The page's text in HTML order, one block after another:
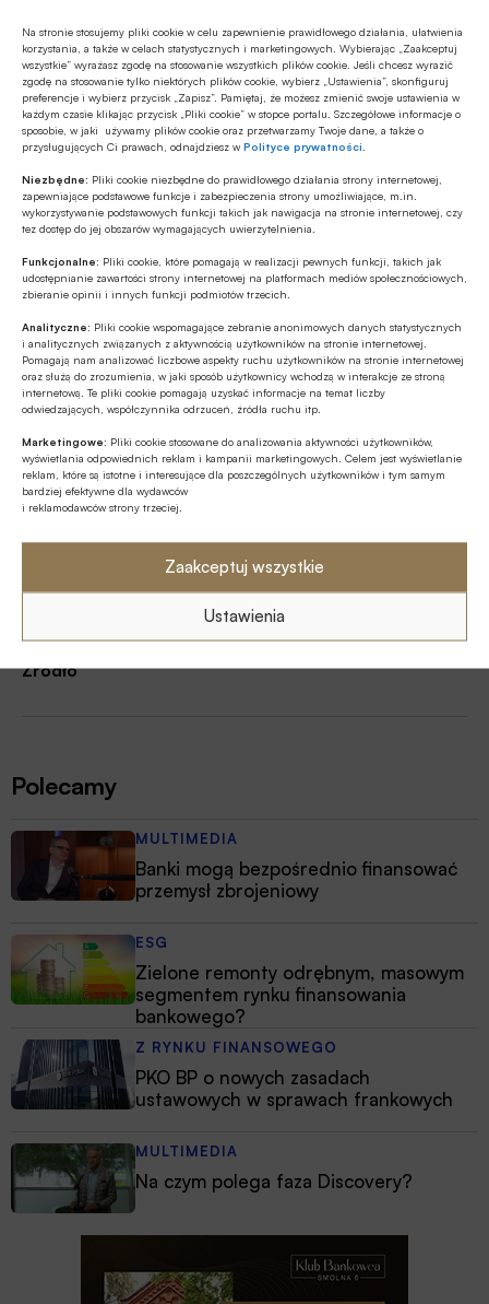
Na stronie stosujemy pliki cookie w celu zapewnienie prawidłowego działania, ułatwienia
korzystania, a także w celach statystycznych i marketingowych. Wybierając „Zaakceptuj
wszystkie” wyrażasz zgodę na stosowanie wszystkich plików cookie. Jeśli chcesz wyrazić
zgodę na stosowanie tylko niektórych plików cookie, wybierz „Ustawienia”, skonfiguruj
preferencje i wybierz przycisk „Zapisz”. Pamiętaj, że możesz zmienić swoje ustawienia w
każdym czasie klikając przycisk „Pliki cookie” w stopce portalu. Szczegółowe informacje o
sposobie, w jaki używamy plików cookie oraz przetwarzamy Twoje dane, a także o
przysługujących Ci prawach, odnajdziesz wPolityce prywatności
Niezbędne: Pliki cookie niezbędne do prawidłowego działania strony internetowej,
zapewniające podstawowe funkcje i zabezpieczenia strony umożliwiające, m.in.
wykorzystywanie podstawowych funkcji takich jak nawigacja na stronie internetowej, czy
tez dostęp do jej obszarów wymagających uwierzytelnienia.
Funkcjonalne: Pliki cookie, które pomagają w realizacji pewnych funkcji, takich jak
udostępnianie zawartości strony internetowej na platformach mediów społecznościowych,
zbieranie opinii i innych funkcji podmiotów trzecich.
Analityczne: Pliki cookie wspomagające zebranie anonimowych danych statystycznych
i analitycznych związanych z aktywnością użytkowników na stronie internetowej.
Pomagają nam analizować liczbowe aspekty ruchu użytkowników na stronie internetowej
oraz służą do zrozumienia, w jaki sposób użytkownicy wchodzą w interakcje ze stroną
internetową. Te pliki cookie pomagają uzyskać informacje na temat liczby
odwiedzających, współczynnika odrzuceń, źródła ruchu itp.
Marketingowe: Pliki cookie stosowane do analizowania aktywności użytkowników,
wyświetlania odpowiednich reklam i kampanii marketingowych. Celem jest wyświetlanie
reklam, które są istotne i interesujące dla poszczególnych użytkowników i tym samym
bardziej efektywne dla wydawców
i reklamodawców strony trzeciej.
Zaakceptuj wszystkie
Ustawienia
współpracuje z portalem BANK.pl.
Udostępnij
Tagi
ABN AMRO Bank NV Bank ING Barclays
BBVA BNP Paribas Cła Eksport
Eksporterzy Lloyds Morningstar SEB
UniCredit Wojna celna
Źródło
Polecamy
MULTIMEDIA
Banki mogą bezpośrednio finansować
przemysł zbrojeniowy
ESG
Zielone remonty odrębnym, masowym
segmentem rynku finansowania
bankowego?
Z RYNKU FINANSOWEGO
PKO BP o nowych zasadach
ustawowych w sprawach frankowych
MULTIMEDIA
Na czym polega faza Discovery?